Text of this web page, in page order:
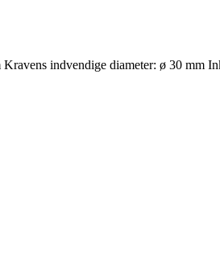
indvendige diameter: ø 30 mm